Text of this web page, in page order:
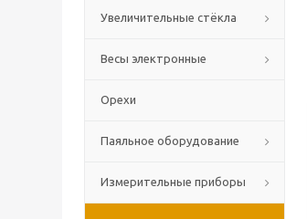
Увеличительные стёкла
Весы электронные
Орехи
Паяльное оборудование
Измерительные приборы